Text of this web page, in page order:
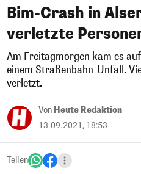
Bim-Crash in
verletzte
Am Freitagmorgen kam es
einem Straßenbahn-Unfall.
verletzt.
Von Heute Redaktion
13.09.2021, 18:53
Teilen